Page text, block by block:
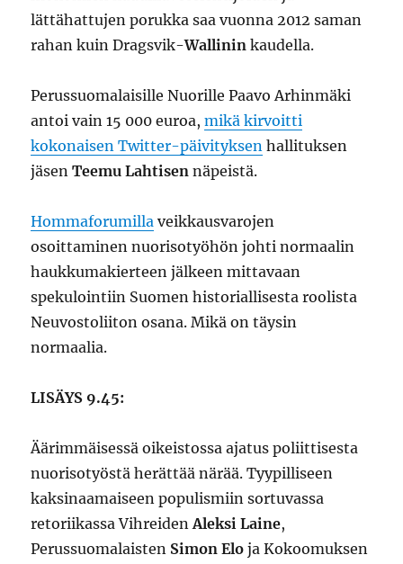
lättähattujen porukka saa vuonna 2012 saman
rahan kuin Dragsvik-Wallinin kaudella.
Perussuomalaisille Nuorille Paavo Arhinmäki
antoi vain 15 000 euroa,mikä kirvoitti
kokonaisen Twitter-päivityksen hallituksen
jäsen Teemu Lahtisen näpeistä.
Hommaforumilla veikkausvarojen
osoittaminen nuorisotyöhön johti normaalin
haukkumakierteen jälkeen mittavaan
spekulointiin Suomen historiallisesta roolista
Neuvostoliiton osana. Mikä on täysin
normaalia.
LISÄYS 9.45:
Äärimmäisessä oikeistossa ajatus poliittisesta
nuorisotyöstä herättää närää. Tyypilliseen
kaksinaamaiseen populismiin sortuvassa
retoriikassa VihreidenAleksi Laine,
Perussuomalaisten Simon Elo ja Kokoomuksen